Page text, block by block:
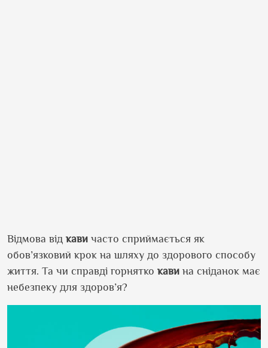
Відмова від кави часто сприймається як
обов’язковий крок на шляху до здорового способу
життя. Та чи справді горнятко кави на сніданок має
небезпеку для здоров’я?